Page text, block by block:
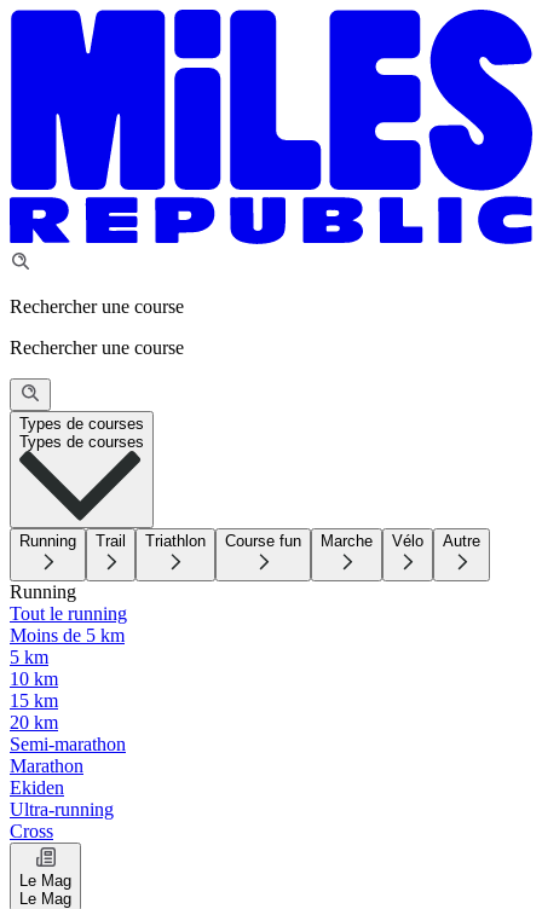
Rechercher une course
Rechercher une course
Types de courses
Types de courses
Running Trail Triathlon Course fun Marche Vélo Autre
Running
Tout le running
Moins de 5 km
5 km
10 km
15 km
20 km
Semi-marathon
Marathon
Ekiden
Ultra-running
Cross
Le Mag
Le Mag